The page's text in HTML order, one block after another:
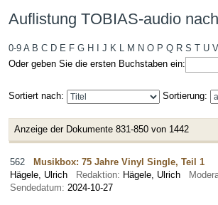
Auflistung TOBIAS-audio
0-9 A B C D E F G H J K L M N O P Q R S T U V
Oder geben Sie die ersten Buchstaben ein:
Sortiert nach: Sortierung:
Anzeige der Dokumente 831-850 von 1442
562 Musikbox: 75 Jahre Vinyl Single, Teil 1
Hägele, Ulrich
Redaktion: Hägele, Ulrich
Sendedatum: 2024-10-27